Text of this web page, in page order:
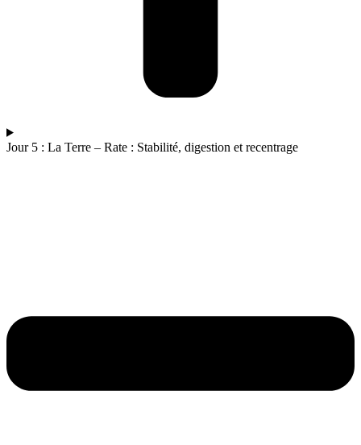
Jour 5 : La Terre – Rate : Stabilité, digestion et recentrage